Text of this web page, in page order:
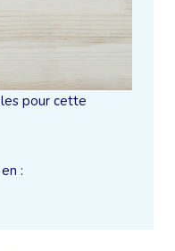
pour cette
: